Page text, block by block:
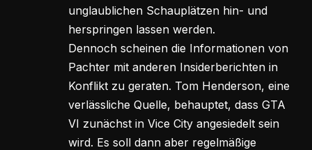
unglaublichen Schauplätzen hin- und
herspringen lassen werden.
Dennoch scheinen die Informationen von
Pachter mit anderen Insiderberichten in
Konflikt zu geraten. Tom Henderson, eine
verlässliche Quelle, behauptet, dass GTA
VI zunächst in Vice City angesiedelt sein
wird. Es soll dann aber regelmäßige